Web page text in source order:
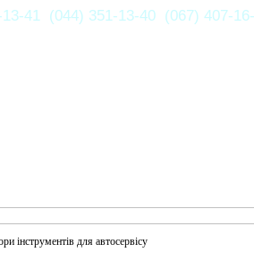
13-41 (044) 351-13-40 (067) 407-
інструментів для автосервісу